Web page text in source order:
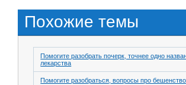
Похожие темы
Помогите разобрать почерк, точнее одно
лекарства
Помогите разобраться, вопросы про бешенство